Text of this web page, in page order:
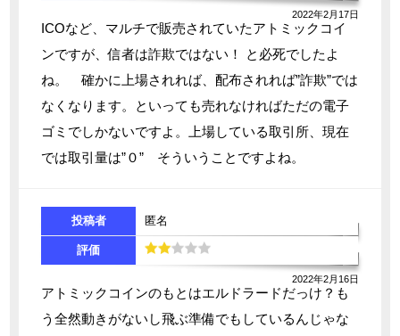
2022年2月17日
ICOなど、マルチで販売されていたアトミックコイ
ンですが、信者は詐欺ではない！ と必死でしたよ
ね。 確かに上場されれば、配布されれば”詐欺”では
なくなります。といっても売れなければただの電子
ゴミでしかないですよ。上場している取引所、現在
では取引量は”０” そういうことですよね。
投稿者 匿名
評価
2022年2月16日
アトミックコインのもとはエルドラードだっけ？も
う全然動きがないし飛ぶ準備でもしているんじゃな